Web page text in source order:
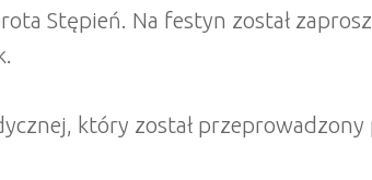
Stępień. Na festyn został
który został